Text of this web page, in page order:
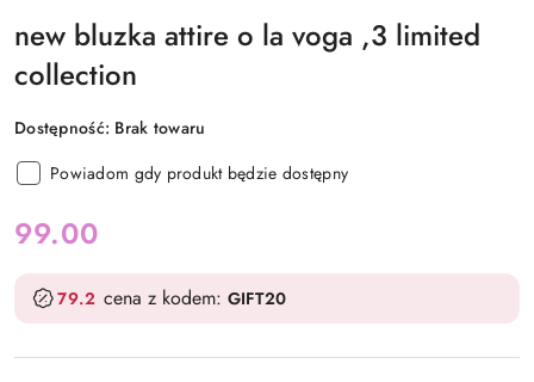
new bluzka attire o la voga ,3 limited
collection
Dostępność: Brak towaru
Powiadom gdy produkt będzie dostępny
cena:
99.00
79.2 cena z kodem: GIFT20